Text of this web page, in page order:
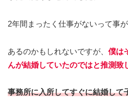
2年間まったく仕事がないって事
あるのかもしれないですが、 僕は
んが結婚していたのではと推測致
事務所に入所してすぐに結婚して